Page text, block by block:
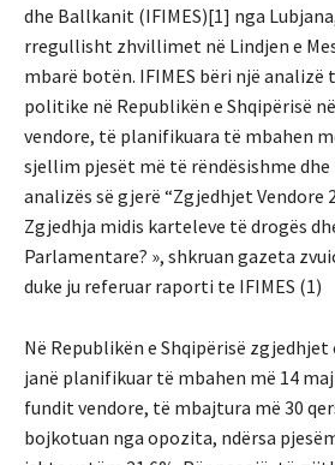
dhe Ballkanit (IFIMES)[1] nga
rregullisht zhvillimet në Lindjen e
mbarë botën. IFIMES bëri një
politike në Republikën e Shqipërisë
vendore, të planifikuara të mbahen
sjellim pjesët më të rëndësishme
analizës së gjerë “Zgjedhjet Vendore
Zgjedhja midis karteleve të drogës
Parlamentare? », shkruan gazeta
duke ju referuar raporti te IFIMES (1)
Në Republikën e Shqipërisë zgjedhjet
janë planifikuar të mbahen më 14
fundit vendore, të mbajtura më 30
bojkotuan nga opozita, ndërsa